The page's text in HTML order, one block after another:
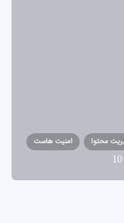
امنیت هاست